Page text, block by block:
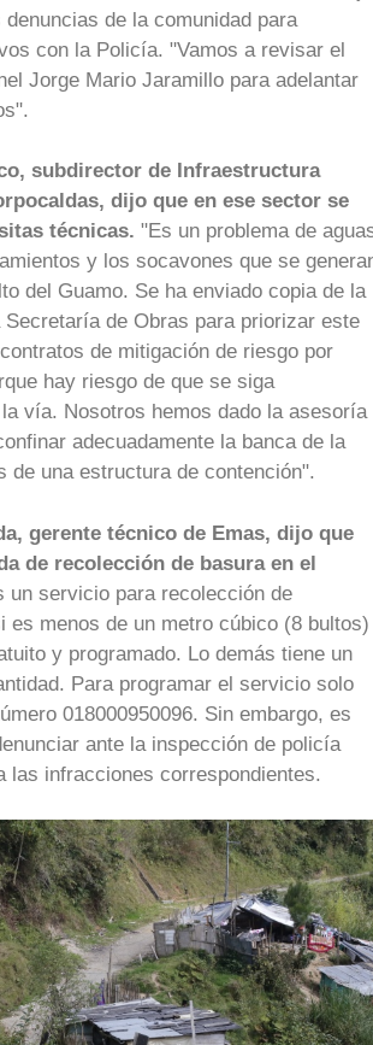
de la comunidad para
con la Policía. "Vamos a revisar el
Jorge Mario Jaramillo para adelantar
subdirector de Infraestructura
dijo que en ese sector se
técnicas. "Es un problema de
y los socavones que se
del Guamo. Se ha enviado copia de la
Secretaría de Obras para priorizar este
de mitigación de riesgo por
hay riesgo de que se siga
vía. Nosotros hemos dado la asesoría
adecuadamente la banca de la
de una estructura de contención".
gerente técnico de Emas, dijo que
de recolección de basura en el
un servicio para recolección de
es menos de un metro cúbico (8 bultos)
y programado. Lo demás tiene un
Para programar el servicio solo
018000950096. Sin embargo, es
ante la inspección de policía
las infracciones correspondientes.